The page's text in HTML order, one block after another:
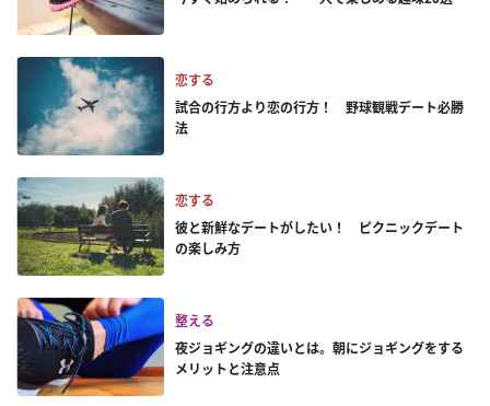
恋する
試合の行方より恋の行方！ 野球観戦デート必勝
法
恋する
彼と新鮮なデートがしたい！ ピクニックデート
の楽しみ方
整える
夜ジョギングの違いとは。朝にジョギングをする
メリットと注意点